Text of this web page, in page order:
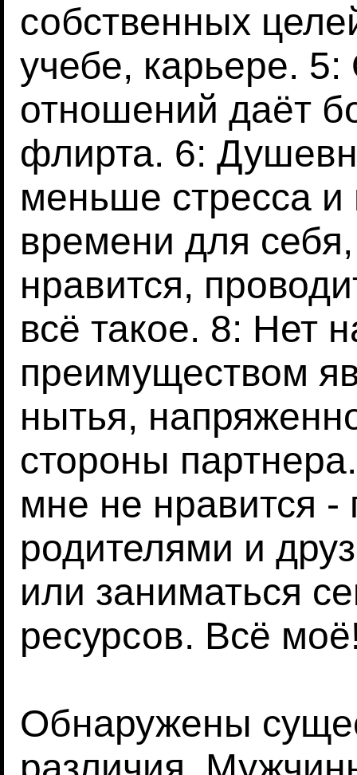
собственных
учебе, карьере.
отношений даёт
флирта. 6:
меньше стресса
времени для
нравится,
всё такое. 8: Нет
преимуществом
нытья,
стороны
мне не нравится -
родителями и
или заниматься
ресурсов. Всё
Обнаружены